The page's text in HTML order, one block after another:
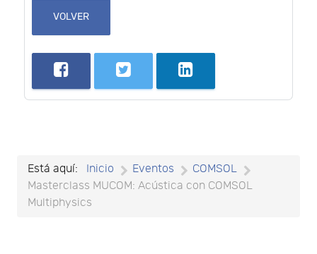
VOLVER
Está aquí: Inicio Eventos
COMSOL
Masterclass MUCOM: Acústica con COMSOL
Multiphysics